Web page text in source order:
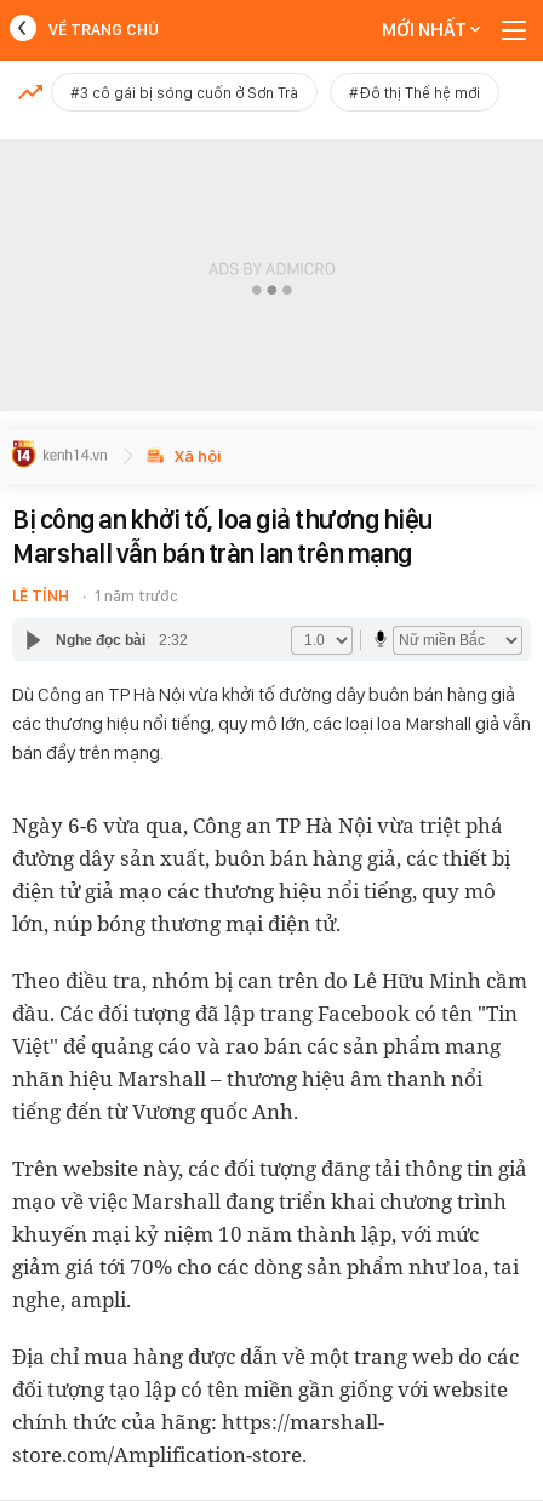
MỚI NHẤT
VỀ TRANG CHỦ MỚI NHẤT
#3 cô gái bị sóng cuốn ở Sơn Trà #Đô thị Thế hệ mới
Xã hội
Bị công an khởi tố, loa giả thương hiệu
Marshall vẫn bán tràn lan trên mạng
LÊ TỈNH 1 năm trước
Nghe đọc bài 2:32
Dù Công an TP Hà Nội vừa khởi tố đường dây buôn bán hàng giả
các thương hiệu nổi tiếng, quy mô lớn, các loại loa Marshall giả vẫn
bán đầy trên mạng.
Ngày 6-6 vừa qua, Công an TP Hà Nội vừa triệt phá
đường dây sản xuất, buôn bán hàng giả, các thiết bị
điện tử giả mạo các thương hiệu nổi tiếng, quy mô
lớn, núp bóng thương mại điện tử.
Theo điều tra, nhóm bị can trên do Lê Hữu Minh cầm
đầu. Các đối tượng đã lập trang Facebook có tên "Tin
Việt" để quảng cáo và rao bán các sản phẩm mang
nhãn hiệu Marshall – thương hiệu âm thanh nổi
tiếng đến từ Vương quốc Anh.
Trên website này, các đối tượng đăng tải thông tin giả
mạo về việc Marshall đang triển khai chương trình
khuyến mại kỷ niệm 10 năm thành lập, với mức
giảm giá tới 70% cho các dòng sản phẩm như loa, tai
nghe, ampli.
Địa chỉ mua hàng được dẫn về một trang web do các
đối tượng tạo lập có tên miền gần giống với website
chính thức của hãng: https://marshall-
store.com/Amplification-store.